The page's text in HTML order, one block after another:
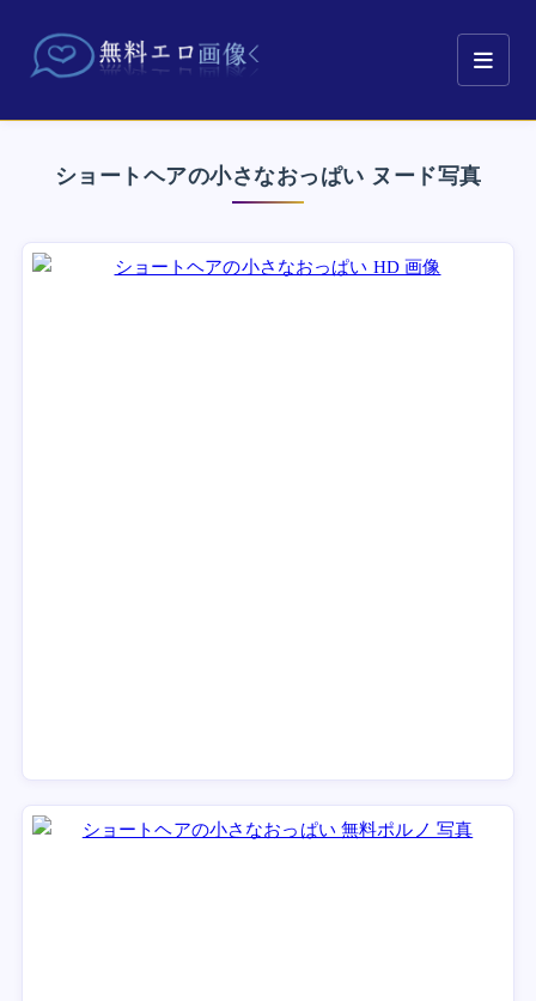
ショートヘアの小さなおっぱい ヌード写真